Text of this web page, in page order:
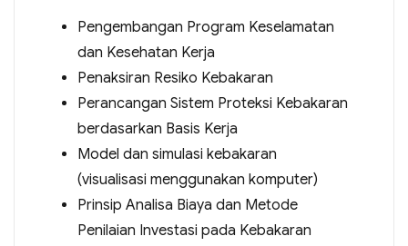
Pengembangan Program Keselamatan
dan Kesehatan Kerja
Penaksiran Resiko Kebakaran
Perancangan Sistem Proteksi Kebakaran
berdasarkan Basis Kerja
Model dan simulasi kebakaran
(visualisasi menggunakan komputer)
Prinsip Analisa Biaya dan Metode
Penilaian Investasi pada Kebakaran